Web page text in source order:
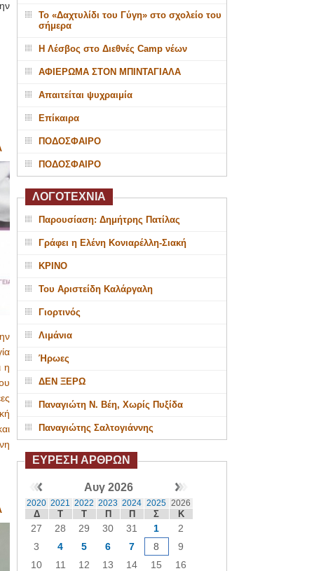
η
Το «Δαχτυλίδι του Γύγη» στο σχολείο του
σήμερα
Η Λέσβος στο Διεθνές Camp νέων
ΑΦΙΕΡΩΜΑ ΣΤΟΝ ΜΠΙΝΤΑΓΙΑΛΑ
Απαιτείται ψυχραιμία
Επίκαιρα
ΠΟΔΟΣΦΑΙΡΟ
ΠΟΔΟΣΦΑΙΡΟ
ΛΟΓΟΤΕΧΝΙΑ
Παρουσίαση: Δημήτρης Πατίλας
Γράφει η Ελένη Κονιαρέλλη-Σιακή
ΚΡΙΝΟ
Του Αριστείδη Καλάργαλη
Γιορτινός
Λιμάνια
Ήρωες
ΔΕΝ ΞΕΡΩ
Παναγιώτη Ν. Βέη, Χωρίς Πυξίδα
Παναγιώτης Σαλτογιάννης
ΕΥΡΕΣΗ ΑΡΘΡΩΝ
Αυγ 2026
2020 2021 2022 2023 2024 2025 2026
Δ Τ Τ Π Π Σ Κ
27 28 29 30 31 1
2
3
4 5 6 7 8
9
10
11 12 13 14 15
16